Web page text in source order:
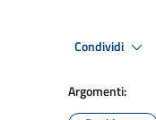
Condividi
Argomenti: